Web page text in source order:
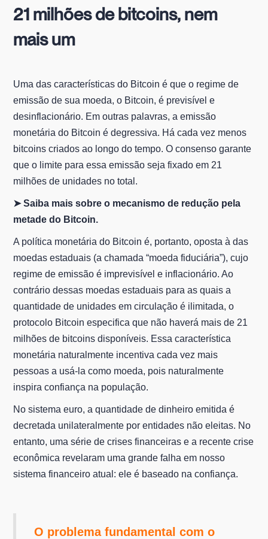
21 milhões de bitcoins, nem
mais um
Uma das características do Bitcoin é que o regime de
emissão de sua moeda, o Bitcoin, é previsível e
desinflacionário. Em outras palavras, a emissão
monetária do Bitcoin é degressiva. Há cada vez menos
bitcoins criados ao longo do tempo. O consenso garante
que o limite para essa emissão seja fixado em 21
milhões de unidades no total.
➤ Saiba mais sobre o mecanismo de redução pela
metade do Bitcoin.
A política monetária do Bitcoin é, portanto, oposta à das
moedas estaduais (a chamada “moeda fiduciária”), cujo
regime de emissão é imprevisível e inflacionário. Ao
contrário dessas moedas estaduais para as quais a
quantidade de unidades em circulação é ilimitada, o
protocolo Bitcoin especifica que não haverá mais de 21
milhões de bitcoins disponíveis. Essa característica
monetária naturalmente incentiva cada vez mais
pessoas a usá-la como moeda, pois naturalmente
inspira confiança na população.
No sistema euro, a quantidade de dinheiro emitida é
decretada unilateralmente por entidades não eleitas. No
entanto, uma série de crises financeiras e a recente crise
econômica revelaram uma grande falha em nosso
sistema financeiro atual: ele é baseado na confiança.
O problema fundamental com o